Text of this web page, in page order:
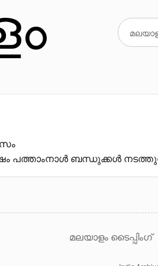
പത്താംനാൾ ബന്ധുക്കൾ
മലയാളം ടൈപ്പിംഗ്